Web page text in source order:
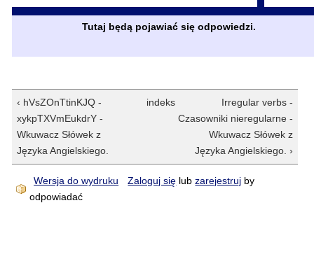
Tutaj będą pojawiać się odpowiedzi.
‹ hVsZOnTtinKJQ -
xykpTXVmEukdrY -
Wkuwacz Słówek z
Języka Angielskiego.
indeks
Irregular verbs -
Czasowniki nieregularne -
Wkuwacz Słówek z
Języka Angielskiego. ›
Wersja do wydruku Zaloguj się lubzarejestruj by
odpowiadać